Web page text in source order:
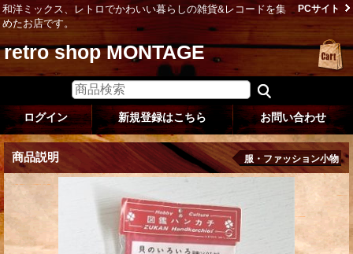
和洋ミックス、レトロでかわいい暮らしの雑貨&レコードを集
めたお店です。
PCサイト
retro shop MONTAGE
ログイン 新規登録はこちら お問い合わせ
商品説明 服・ファッション小物